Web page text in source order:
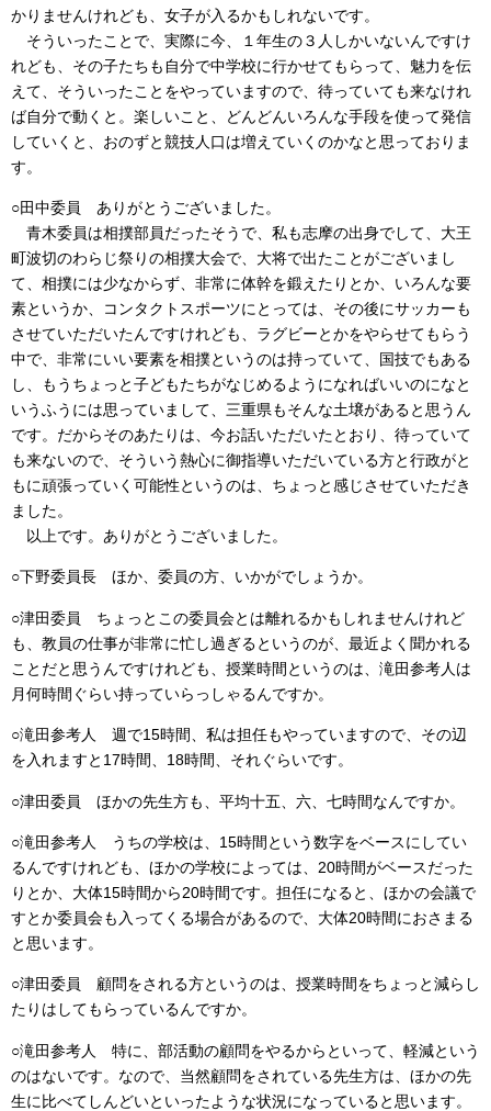
かりませんけれども、女子が入るかもしれないです。
そういったことで、実際に今、１年生の３人しかいないんですけ
れども、その子たちも自分で中学校に行かせてもらって、魅力を伝
えて、そういったことをやっていますので、待っていても来なけれ
ば自分で動くと。楽しいこと、どんどんいろんな手段を使って発信
していくと、おのずと競技人口は増えていくのかなと思っておりま
す。
○田中委員 ありがとうございました。
青木委員は相撲部員だったそうで、私も志摩の出身でして、大王
町波切のわらじ祭りの相撲大会で、大将で出たことがございまし
て、相撲には少なからず、非常に体幹を鍛えたりとか、いろんな要
素というか、コンタクトスポーツにとっては、その後にサッカーも
させていただいたんですけれども、ラグビーとかをやらせてもらう
中で、非常にいい要素を相撲というのは持っていて、国技でもある
し、もうちょっと子どもたちがなじめるようになればいいのになと
いうふうには思っていまして、三重県もそんな土壌があると思うん
です。だからそのあたりは、今お話いただいたとおり、待っていて
も来ないので、そういう熱心に御指導いただいている方と行政がと
もに頑張っていく可能性というのは、ちょっと感じさせていただき
ました。
以上です。ありがとうございました。
○下野委員長 ほか、委員の方、いかがでしょうか。
○津田委員 ちょっとこの委員会とは離れるかもしれませんけれど
も、教員の仕事が非常に忙し過ぎるというのが、最近よく聞かれる
ことだと思うんですけれども、授業時間というのは、滝田参考人は
月何時間ぐらい持っていらっしゃるんですか。
○滝田参考人 週で15時間、私は担任もやっていますので、その辺
を入れますと17時間、18時間、それぐらいです。
○津田委員 ほかの先生方も、平均十五、六、七時間なんですか。
○滝田参考人 うちの学校は、15時間という数字をベースにしてい
るんですけれども、ほかの学校によっては、20時間がベースだった
りとか、大体15時間から20時間です。担任になると、ほかの会議で
すとか委員会も入ってくる場合があるので、大体20時間におさまる
と思います。
○津田委員 顧問をされる方というのは、授業時間をちょっと減らし
たりはしてもらっているんですか。
○滝田参考人 特に、部活動の顧問をやるからといって、軽減という
のはないです。なので、当然顧問をされている先生方は、ほかの先
生に比べてしんどいといったような状況になっていると思います。